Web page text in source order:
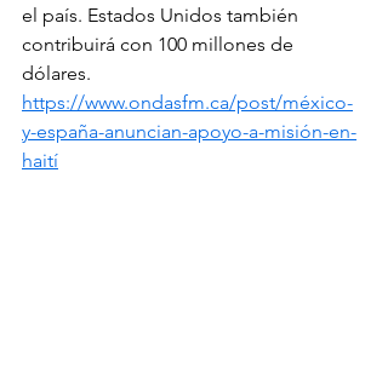
el país. Estados Unidos también
contribuirá con 100 millones de
dólares.
https://www.ondasfm.ca/post/méxico-
y-españa-anuncian-apoyo-a-misión-en-
haití